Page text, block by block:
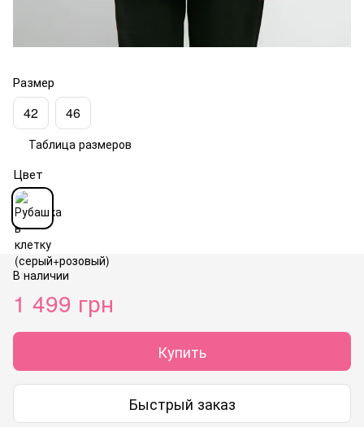
Размер
42 46
Таблица размеров
Цвет
В наличии
1 499 грн
Купить
Быстрый заказ